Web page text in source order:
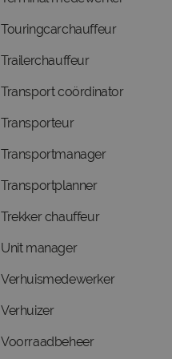
Touringcarchauffeur
Trailerchauffeur
Transport coördinator
Transporteur
Transportmanager
Transportplanner
Trekker chauffeur
Unit manager
Verhuismedewerker
Verhuizer
Voorraadbeheer